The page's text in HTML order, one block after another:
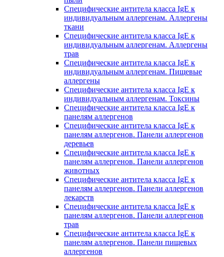
Специфические антитела класса IgE к
индивидуальным аллергенам. Аллергены
ткани
Специфические антитела класса IgE к
индивидуальным аллергенам. Аллергены
трав
Специфические антитела класса IgE к
индивидуальным аллергенам. Пищевые
аллергены
Специфические антитела класса IgE к
индивидуальным аллергенам. Токсины
Специфические антитела класса IgE к
панелям аллергенов
Специфические антитела класса IgE к
панелям аллергенов. Панели аллергенов
деревьев
Специфические антитела класса IgE к
панелям аллергенов. Панели аллергенов
животных
Специфические антитела класса IgE к
панелям аллергенов. Панели аллергенов
лекарств
Специфические антитела класса IgE к
панелям аллергенов. Панели аллергенов
трав
Специфические антитела класса IgE к
панелям аллергенов. Панели пищевых
аллергенов